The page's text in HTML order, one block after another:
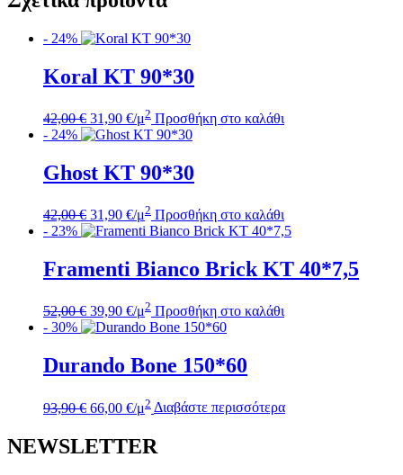
- 24%
Koral KT 90*30
42,00€ Original
price
was:
42,00 €.
31,90 €Η
τρέχουσα
τιμή
είναι:
31,90 €.
/μ2 Προσθήκη στο καλάθι
- 24%
Ghost KT 90*30
42,00€ Original
price
was:
42,00 €.
31,90 €Η
τρέχουσα
τιμή
είναι:
31,90 €.
/μ2 Προσθήκη στο καλάθι
- 23%
Framenti Bianco Brick KT 40*7,5
52,00€ Original
price
was:
52,00 €.
39,90 €Η
τρέχουσα
τιμή
είναι:
39,90 €.
/μ2 Προσθήκη στο καλάθι
- 30%
Durando Bone 150*60
93,90€ Original
price
93,90 €.
66,00 €Η
τρέχουσα
είναι:
/μ2 Διαβάστε περισσότερα
NEWSLETTER